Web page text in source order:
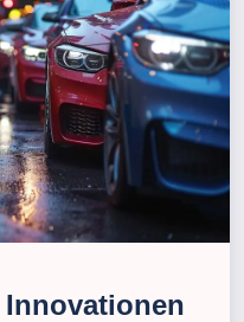
Innovationen